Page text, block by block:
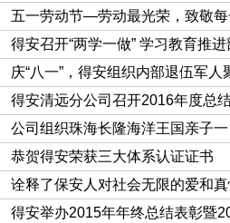
随着资源市场化的不断深化，矿产
碎的特点，大矿、小矿分散开采、
严重，为杜绝税收漏洞、增加地方
品计量服务中心，专门负责矿产品
源税。而清远市保安服务有限公司
南矿山大队”）的59名保安员就驻
心的11个服务站，协助计量站负责
票等日常工作，以及配合税务、公
税等行为。
五一劳动节—劳动最光荣，致敬每
得安召开“两学一做” 学习教育推
庆“八一”，得安组织内部退伍军人
得安清远分公司召开2016年度总
公司组织珠海长隆海洋王国亲子
恭贺得安荣获三大体系认证证书
得安举办2015年年终总结表彰暨